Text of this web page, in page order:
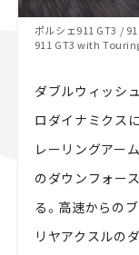
ポルシェ911 GT3 /
911 GT3 with
ダブルウィッシ
ロダイナミクス
レーリングアー
のダウンフォー
る。高速からの
リヤアクスルの